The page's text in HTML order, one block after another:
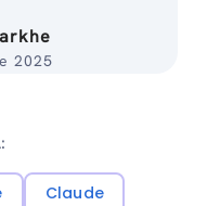
2025
Claude